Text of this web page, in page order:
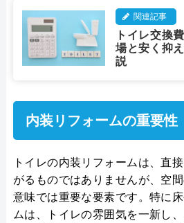
関連記事
トイレ交換
場と安く抑
説
内装リフォームの重要性
トイレの内装リフォームは、直
がるものではありませんが、空
意味では重要な要素です。特に
ムは、トイレの雰囲気を一新し